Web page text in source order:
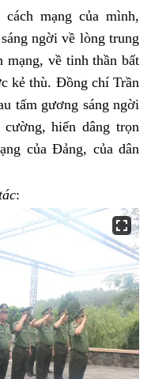
mạng của mình,
ngời về lòng trung
mạng, về tinh thần bất
kẻ thù. Đồng chí Trần
tấm gương sáng ngời
hiến dâng trọn
của Đảng, của dân
: